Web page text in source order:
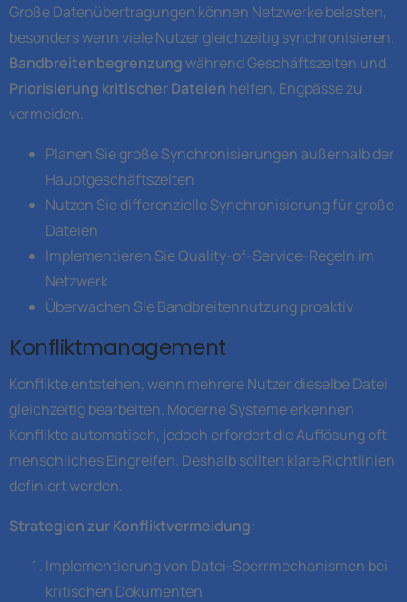
Große Datenübertragungen können Netzwerke belasten,
besonders wenn viele Nutzer gleichzeitig synchronisieren.
Bandbreitenbegrenzung während Geschäftszeiten und
Priorisierung kritischer Dateien helfen, Engpässe zu
vermeiden.
Planen Sie große Synchronisierungen außerhalb der
Hauptgeschäftszeiten
Nutzen Sie differenzielle Synchronisierung für große
Dateien
Implementieren Sie Quality-of-Service-Regeln im
Netzwerk
Überwachen Sie Bandbreitennutzung proaktiv
Konfliktmanagement
Konflikte entstehen, wenn mehrere Nutzer dieselbe Datei
gleichzeitig bearbeiten. Moderne Systeme erkennen
Konflikte automatisch, jedoch erfordert die Auflösung oft
menschliches Eingreifen. Deshalb sollten klare Richtlinien
definiert werden.
Strategien zur Konfliktvermeidung:
Implementierung von Datei-Sperrmechanismen bei
kritischen Dokumenten